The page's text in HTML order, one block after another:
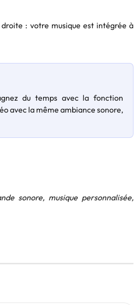
: votre musique est intégrée à
du temps avec la fonction
avec la même ambiance sonore,
sonore, musique personnalisée,